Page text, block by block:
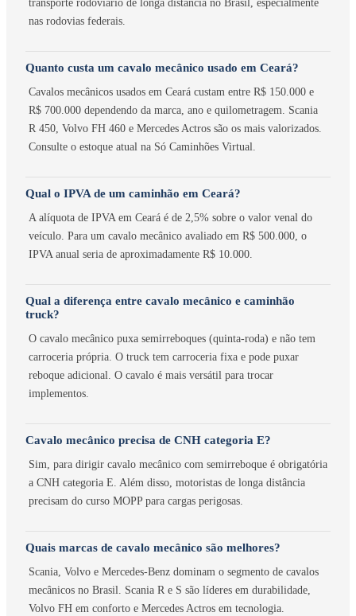
transporte rodoviário de longa distância no Brasil, especialmente
nas rodovias federais.
Quanto custa um cavalo mecânico usado em Ceará?
Cavalos mecânicos usados em Ceará custam entre R$ 150.000 e
R$ 700.000 dependendo da marca, ano e quilometragem. Scania
R 450, Volvo FH 460 e Mercedes Actros são os mais valorizados.
Consulte o estoque atual na Só Caminhões Virtual.
Qual o IPVA de um caminhão em Ceará?
A alíquota de IPVA em Ceará é de 2,5% sobre o valor venal do
veículo. Para um cavalo mecânico avaliado em R$ 500.000, o
IPVA anual seria de aproximadamente R$ 10.000.
Qual a diferença entre cavalo mecânico e caminhão
truck?
O cavalo mecânico puxa semirreboques (quinta-roda) e não tem
carroceria própria. O truck tem carroceria fixa e pode puxar
reboque adicional. O cavalo é mais versátil para trocar
implementos.
Cavalo mecânico precisa de CNH categoria E?
Sim, para dirigir cavalo mecânico com semirreboque é obrigatória
a CNH categoria E. Além disso, motoristas de longa distância
precisam do curso MOPP para cargas perigosas.
Quais marcas de cavalo mecânico são melhores?
Scania, Volvo e Mercedes-Benz dominam o segmento de cavalos
mecânicos no Brasil. Scania R e S são líderes em durabilidade,
Volvo FH em conforto e Mercedes Actros em tecnologia.